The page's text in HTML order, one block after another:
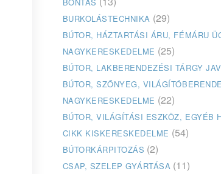
BURKOLÁSTECHNIKA (29)
BÚTOR, HÁZTARTÁSI ÁRU, FÉMÁRU
NAGYKERESKEDELME (25)
BÚTOR, LAKBERENDEZÉSI TÁRGY
BÚTOR, SZŐNYEG,
NAGYKERESKEDELME (22)
BÚTOR, VILÁGÍTÁSI ESZKÖZ, EGYÉB
CIKK KISKERESKEDELME (54)
BÚTORKÁRPITOZÁS (2)
CSAP, SZELEP GYÁRTÁSA (11)